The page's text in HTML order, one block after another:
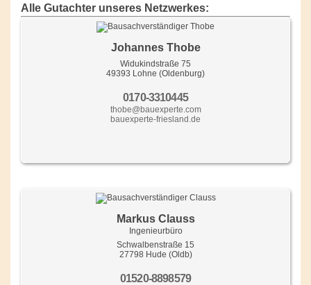
Alle Gutachter unseres Netzwerkes:
Johannes Thobe
Widukindstraße 75
49393 Lohne (Oldenburg)
0170-3310445
thobe@bauexperte.com
bauexperte-friesland.de
Markus Clauss
Ingenieurbüro
Schwalbenstraße 15
27798 Hude (Oldb)
01520-8898579